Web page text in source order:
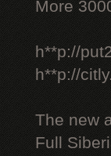
More
h**p://
h**p://
The new
Full